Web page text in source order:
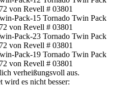
verheißungsvoll aus.
wird es nicht besser: